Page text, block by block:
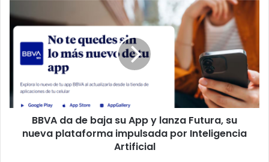
Verónica
Mastretta
nos
cuenta
da
de
baja
App
lanza
Futura,
nueva
BBVA da de baja su App y lanza Futura, su
nueva plataforma impulsada por Inteligencia
Artificial